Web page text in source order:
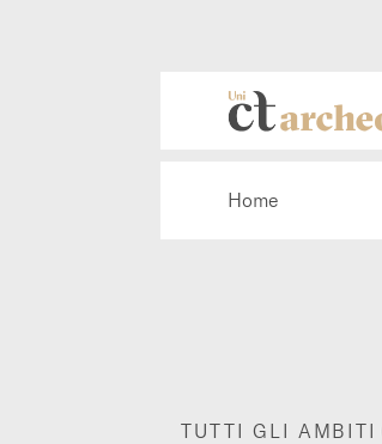
Home
TUTTI GLI AMBITI